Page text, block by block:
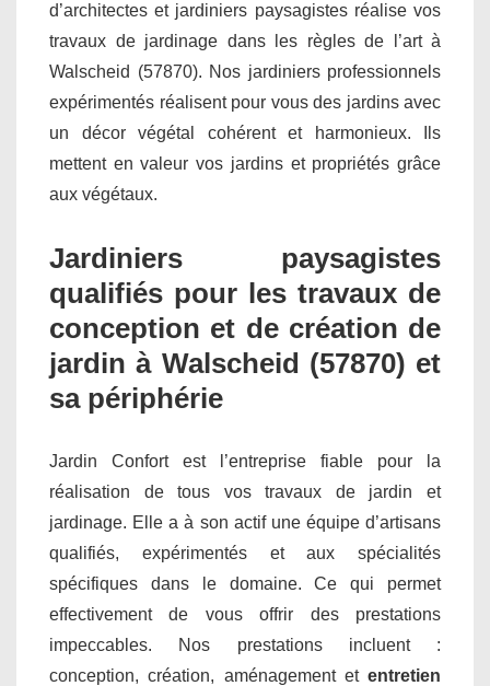
d’architectes et jardiniers paysagistes réalise vos
travaux de jardinage dans les règles de l’art à
Walscheid (57870). Nos jardiniers professionnels
expérimentés réalisent pour vous des jardins avec
un décor végétal cohérent et harmonieux. Ils
mettent en valeur vos jardins et propriétés grâce
aux végétaux.
Jardiniers paysagistes
qualifiés pour les travaux de
conception et de création de
jardin à Walscheid (57870) et
sa périphérie
Jardin Confort est l’entreprise fiable pour la
réalisation de tous vos travaux de jardin et
jardinage. Elle a à son actif une équipe d’artisans
qualifiés, expérimentés et aux spécialités
spécifiques dans le domaine. Ce qui permet
effectivement de vous offrir des prestations
impeccables. Nos prestations incluent :
conception, création, aménagement et entretien